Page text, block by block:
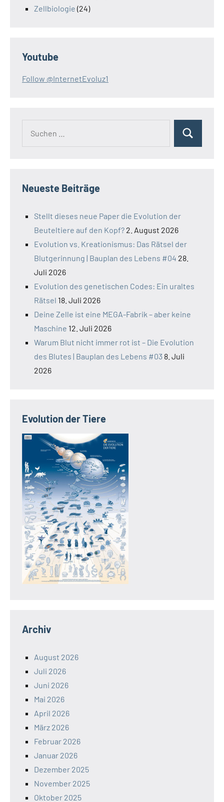
Zellbiologie (24)
Youtube
Follow @InternetEvoluz1
Suchen
Neueste Beiträge
Stellt dieses neue Paper die Evolution der
Beuteltiere auf den Kopf? 2. August 2026
Evolution vs. Kreationismus: Das Rätsel der
Blutgerinnung | Bauplan des Lebens #04 28.
Juli 2026
Evolution des genetischen Codes: Ein uraltes
Rätsel 18. Juli 2026
Deine Zelle ist eine MEGA-Fabrik – aber keine
Maschine 12. Juli 2026
Warum Blut nicht immer rot ist – Die Evolution
des Blutes | Bauplan des Lebens #03 8. Juli
2026
Evolution der Tiere
Archiv
August 2026
Juli 2026
Juni 2026
Mai 2026
April 2026
März 2026
Februar 2026
Januar 2026
Dezember 2025
November 2025
Oktober 2025